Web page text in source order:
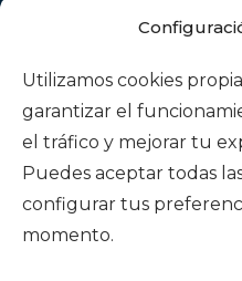
Utilizamos cookies
garantizar el
el tráfico y mejorar tu
Puedes aceptar todas
configurar tus
momento.